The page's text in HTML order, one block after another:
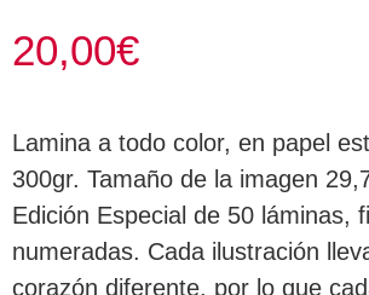
20,00€
Lamina a todo color, en papel
300gr. Tamaño de la imagen
Edición Especial de 50 láminas,
numeradas. Cada ilustración
corazón diferente, por lo que